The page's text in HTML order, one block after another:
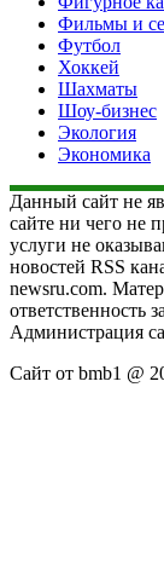
Фильмы и
Футбол
Хоккей
Шахматы
Шоу-бизнес
Экология
Экономика
Данный сайт не
сайте ни чего не
услуги не
новостей RSS
newsru.com.
ответственность
Администрация
Сайт от bmb1 @